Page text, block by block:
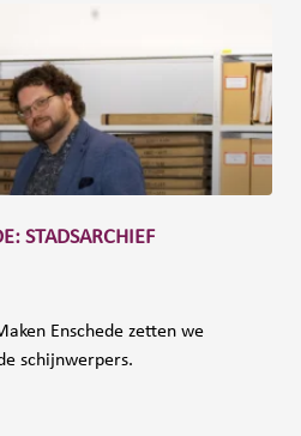
STADSARCHIEF
Enschede zetten we
schijnwerpers.